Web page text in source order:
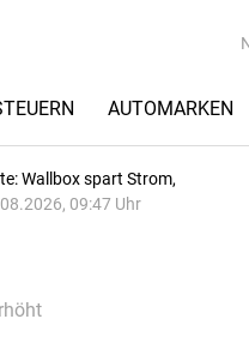
AUTOMARKEN
Wallbox spart Strom,
09:47 Uhr